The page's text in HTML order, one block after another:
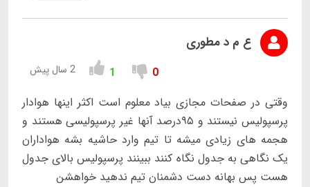
ع م د مطوری
0
1 2 سال پیش
وقتی در صفحات مجازی بیاد معلوم است اکثر اینها هوادار
پرسپولیس نیستند و ۹۵درصد آنها غیر پرسپولیسی هستند و
هجمه های زیادی میشه تا تیم وارد حاشیه بشه هواداران
یک نگاهی به جدول نگاه کنند ببینند پرسپولیس بالای جدول
هست پس بهانه دست دشمنان تیم ندهید خواهشن